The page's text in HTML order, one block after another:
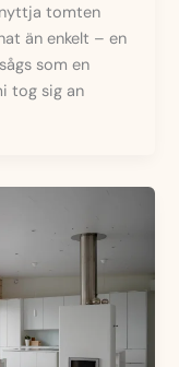
tomten
än enkelt – en
som en
tog sig an